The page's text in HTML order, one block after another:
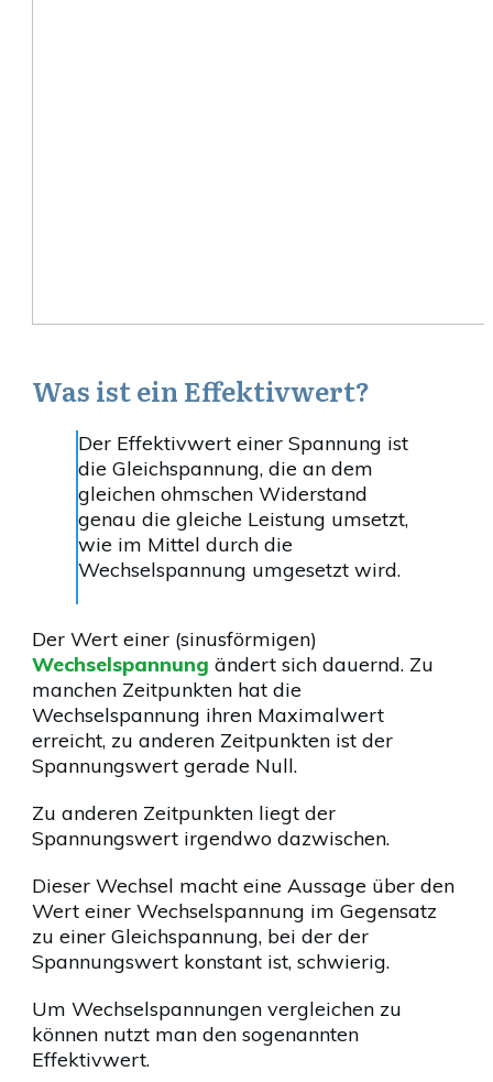
Was ist ein Effektivwert?
Der Effektivwert einer Spannung ist
die Gleichspannung, die an dem
gleichen ohmschen Widerstand
genau die gleiche Leistung umsetzt,
wie im Mittel durch die
Wechselspannung umgesetzt wird.
Der Wert einer (sinusförmigen)
Wechselspannung ändert sich dauernd. Zu
manchen Zeitpunkten hat die
Wechselspannung ihren Maximalwert
erreicht, zu anderen Zeitpunkten ist der
Spannungswert gerade Null.
Zu anderen Zeitpunkten liegt der
Spannungswert irgendwo dazwischen.
Dieser Wechsel macht eine Aussage über den
Wert einer Wechselspannung im Gegensatz
zu einer Gleichspannung, bei der der
Spannungswert konstant ist, schwierig.
Um Wechselspannungen vergleichen zu
können nutzt man den sogenannten
Effektivwert.